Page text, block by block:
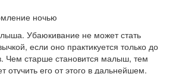
Убаюкивание не может стать
если оно практикуется только до
Чем старше становится малыш, тем
отучить его от этого в дальнейшем.